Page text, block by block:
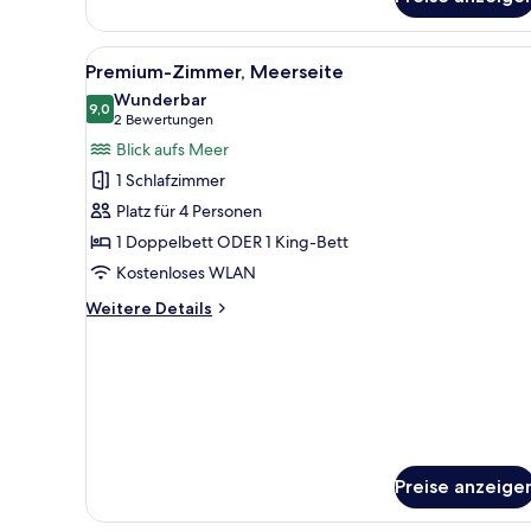
(Tropical
View)
Alle
Fotos
für
Premium-
Zimmer,
Meerseite
anzeigen
Ein Schlafzimmer mit Bett,
7
Premium-Zimmer, Meerseite
9,09,0 von 10
Wunderbar
2 Bewertungen
(2
Bewertungen)
Blick aufs Meer
1 Schlafzimmer
Platz für 4 Personen
1 Doppelbett ODER 1 King-Bett
Kostenloses WLAN
Weitere Details
Weitere
Preise